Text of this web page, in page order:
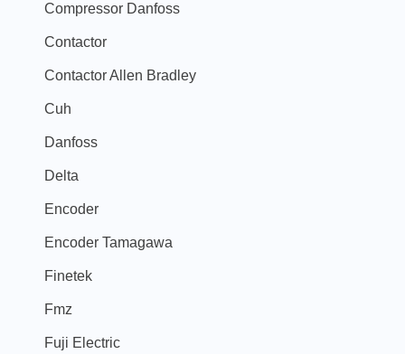
Compressor Danfoss
Contactor
Contactor Allen Bradley
Cuh
Danfoss
Delta
Encoder
Encoder Tamagawa
Finetek
Fmz
Fuji Electric